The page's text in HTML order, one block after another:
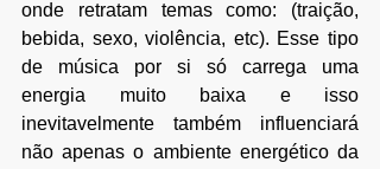
onde retratam temas como: (traição,
bebida, sexo, violência, etc). Esse tipo
de música por si só carrega uma
energia muito baixa e isso
inevitavelmente também influenciará
não apenas o ambiente energético da